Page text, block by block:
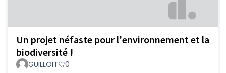
Un projet néfaste pour l'environnement et la
biodiversité !
GUILLOIT 0